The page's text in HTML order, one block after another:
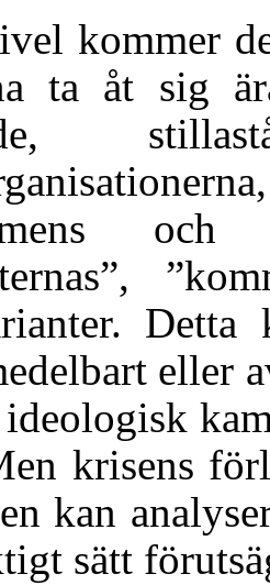
kommer
ta åt sig
eller
krisens
kan
sätt